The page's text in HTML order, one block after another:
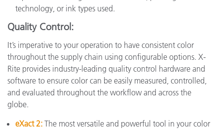
technology, or ink types used.
Quality Control:
It’s imperative to your operation to have consistent color
throughout the supply chain using configurable options. X-
Rite provides industry-leading quality control hardware and
software to ensure color can be easily measured, controlled,
and evaluated throughout the workflow and across the
globe.
eXact 2: The most versatile and powerful tool in your color